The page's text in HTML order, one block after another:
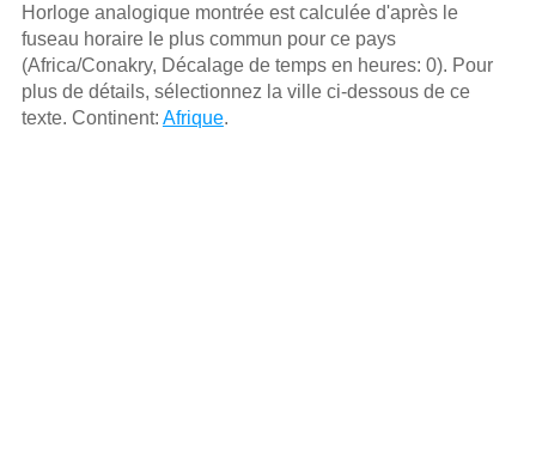
Horloge analogique montrée est calculée d'aprѐs le
fuseau horaire le plus commun pour ce pays
(Africa/Conakry, Décalage de temps en heures: 0). Pour
plus de détails, sélectionnez la ville ci-dessous de ce
texte. Continent: Afrique.